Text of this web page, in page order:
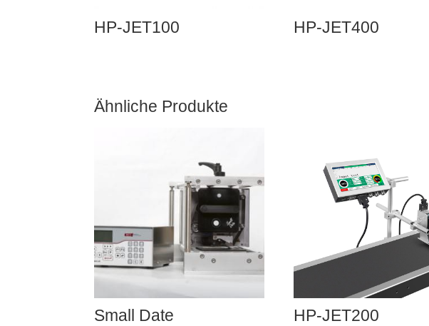
HP-JET100 HP-JET400
Ähnliche Produkte
Small Date HP-JET200